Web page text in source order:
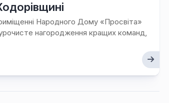
події,
персоналії
приводу…
Уродженці
Народного Дому «Просвіта»
нагородження кращих команд,